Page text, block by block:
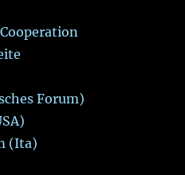
Forum)
(Ita)